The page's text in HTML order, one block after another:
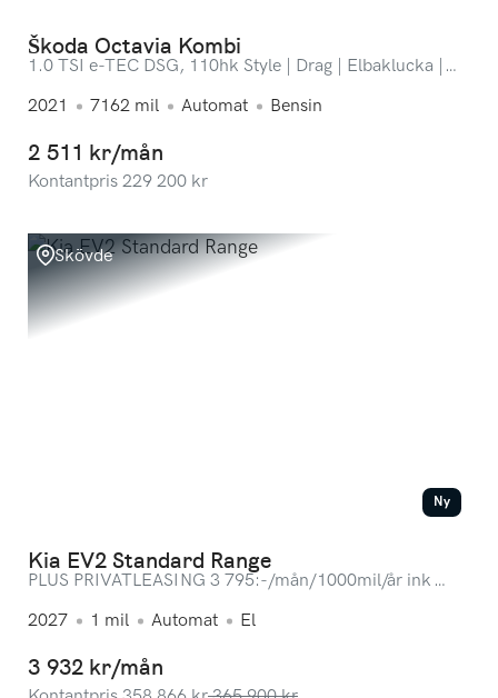
Škoda Octavia Kombi
1.0 TSI e-TEC DSG, 110hk Style | Drag | Elbaklucka |
2021
7162 mil Automat Bensin
2 511 kr/mån
Kontantpris 229 200 kr
Skövde
Ny
Kia EV2 Standard Range
PLUS PRIVATLEASING 3 795:-/mån/1000mil/år ink
2027
1 mil Automat El
3 932 kr/mån